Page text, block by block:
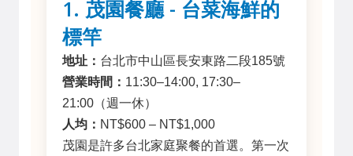
1. 茂園餐廳 - 台菜海鮮的
標竿
地址： 台北市中山區長安東路二段185號
營業時間： 11:30–14:00, 17:30–
21:00（週一休）
人均： NT$600 – NT$1,000
茂園是許多台北家庭聚餐的首選。第一次